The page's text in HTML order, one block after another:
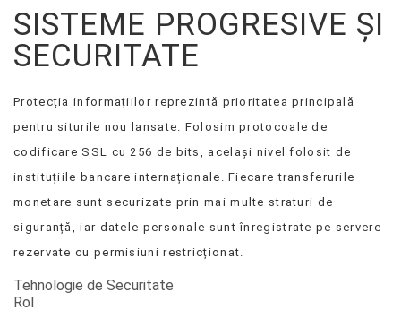
SISTEME PROGRESIVE ȘI
SECURITATE
Protecția informațiilor reprezintă prioritatea principală
pentru siturile nou lansate. Folosim protocoale de
codificare SSL cu 256 de bits, același nivel folosit de
instituțiile bancare internaționale. Fiecare transferurile
monetare sunt securizate prin mai multe straturi de
siguranță, iar datele personale sunt înregistrate pe servere
rezervate cu permisiuni restricționat.
Tehnologie de Securitate
Rol